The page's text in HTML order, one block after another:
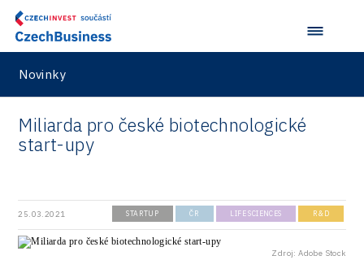
Novinky
Miliarda pro české biotechnologické
start-upy
25.03.2021 STARTUP ČR LIFE SCIENCES R&D
Zdroj: Adobe Stock